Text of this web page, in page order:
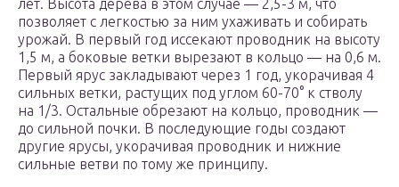
лет. Высота дерева в этом случае — 2,5-3 м, что
позволяет с легкостью за ним ухаживать и собирать
урожай. В первый год иссекают проводник на высоту
1,5 м, а боковые ветки вырезают в кольцо — на 0,6 м.
Первый ярус закладывают через 1 год, укорачивая 4
сильных ветки, растущих под углом 60-70° к стволу
на 1/3. Остальные обрезают на кольцо, проводник —
до сильной почки. В последующие годы создают
другие ярусы, укорачивая проводник и нижние
сильные ветви по тому же принципу.